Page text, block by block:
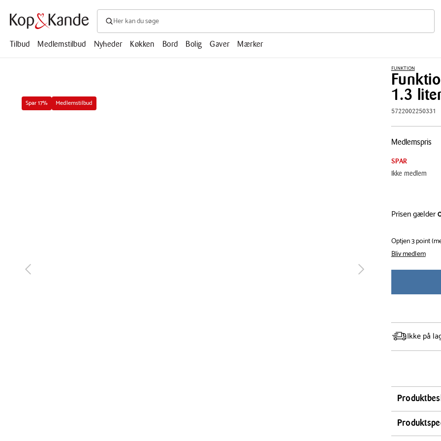
Søg efter produkter, artikler, opskrifter, mm.
Søg
efter
artikler,
Tilbud
Medlemstilbud Nyheder Køkken Bord Bolig Gaver Mærker
Spar 17% Medlemstilbud
næste tilbage
FUNKTION
1.3
5722002250331
Pris
Medlemspris
SPAR
Ikke medlem
Prisen gælder
Optjen 3 point
Bliv medlem
Ikke på
Bag det
silikone.